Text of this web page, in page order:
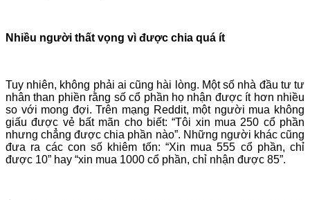
Nhiều người thất vọng vì được chia quá ít
Tuy nhiên, không phải ai cũng hài lòng. Một số nhà đầu tư tư
nhân than phiền rằng số cổ phần họ nhận được ít hơn nhiều
so với mong đợi. Trên mạng Reddit, một người mua không
giấu được vẻ bất mãn cho biết: “Tôi xin mua 250 cổ phần
nhưng chẳng được chia phần nào”. Những người khác cũng
đưa ra các con số khiêm tốn: “Xin mua 555 cổ phần, chỉ
được 10” hay “xin mua 1000 cổ phần, chỉ nhận được 85”.